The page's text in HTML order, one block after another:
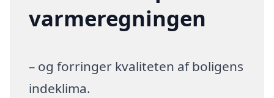
varmeregningen
– og forringer kvaliteten af boligens
indeklima.